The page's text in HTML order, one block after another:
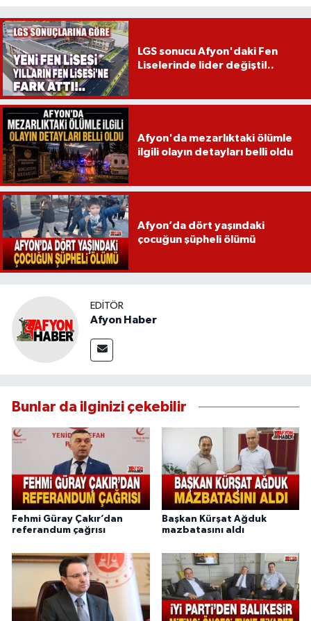
LGS sonucu Afyon'daki Fen
Liselerinde lider değişti!..
Afyon'da mezarlıktaki ölümle
ilgili olayın detayları belli oldu
Afyon’da dört yaşındaki
çocuğun şüpheli ölümü
EDITÖR
Afyon Haber
Bunlar da ilginizi çekebilir
Fehmi Güray Çakır’dan
referandum çağrısı
Başkan Kürşat Ağduk
mazbatasını aldı